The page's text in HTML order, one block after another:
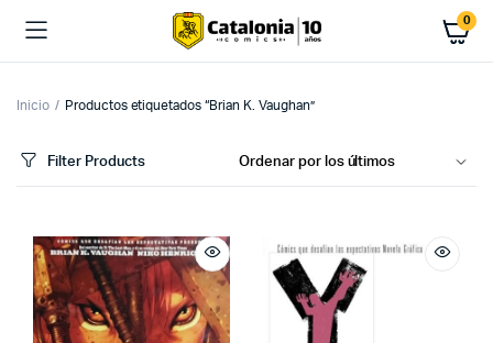
0
Inicio Productos etiquetados “Brian K. Vaughan”
Filter Products